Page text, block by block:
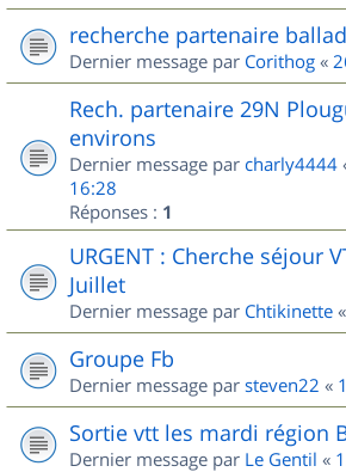
recherche partenaire
Dernier message par Corithog «
Rech. partenaire 29N
environs
Dernier message par charly4444
16:28
Réponses : 1
URGENT : Cherche séjour
Juillet
Dernier message par Chtikinette «
Groupe Fb
Dernier message par steven22 «
Sortie vtt les mardi région
Dernier message par Le Gentil «